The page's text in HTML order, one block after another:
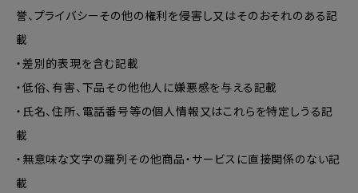
誉、プライバシーその他の権利を侵害し又はそのおそれのある記
載
・差別的表現を含む記載
・低俗、有害、下品その他他人に嫌悪感を与える記載
・氏名、住所、電話番号等の個人情報又はこれらを特定しうる記
載
・無意味な文字の羅列その他商品・サービスに直接関係のない記
載